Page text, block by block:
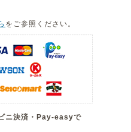
をご参照ください。
ニ決済・Pay-easyで